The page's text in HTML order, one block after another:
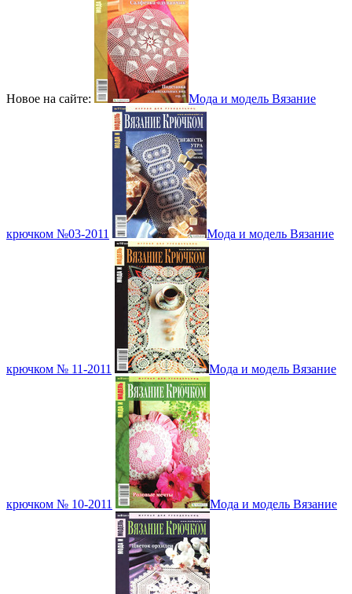
Новое на сайте: Мода и модель Вязание
крючком №03-2011 Мода и модель Вязание
крючком № 11-2011 Мода и модель Вязание
крючком № 10-2011 Мода и модель Вязание